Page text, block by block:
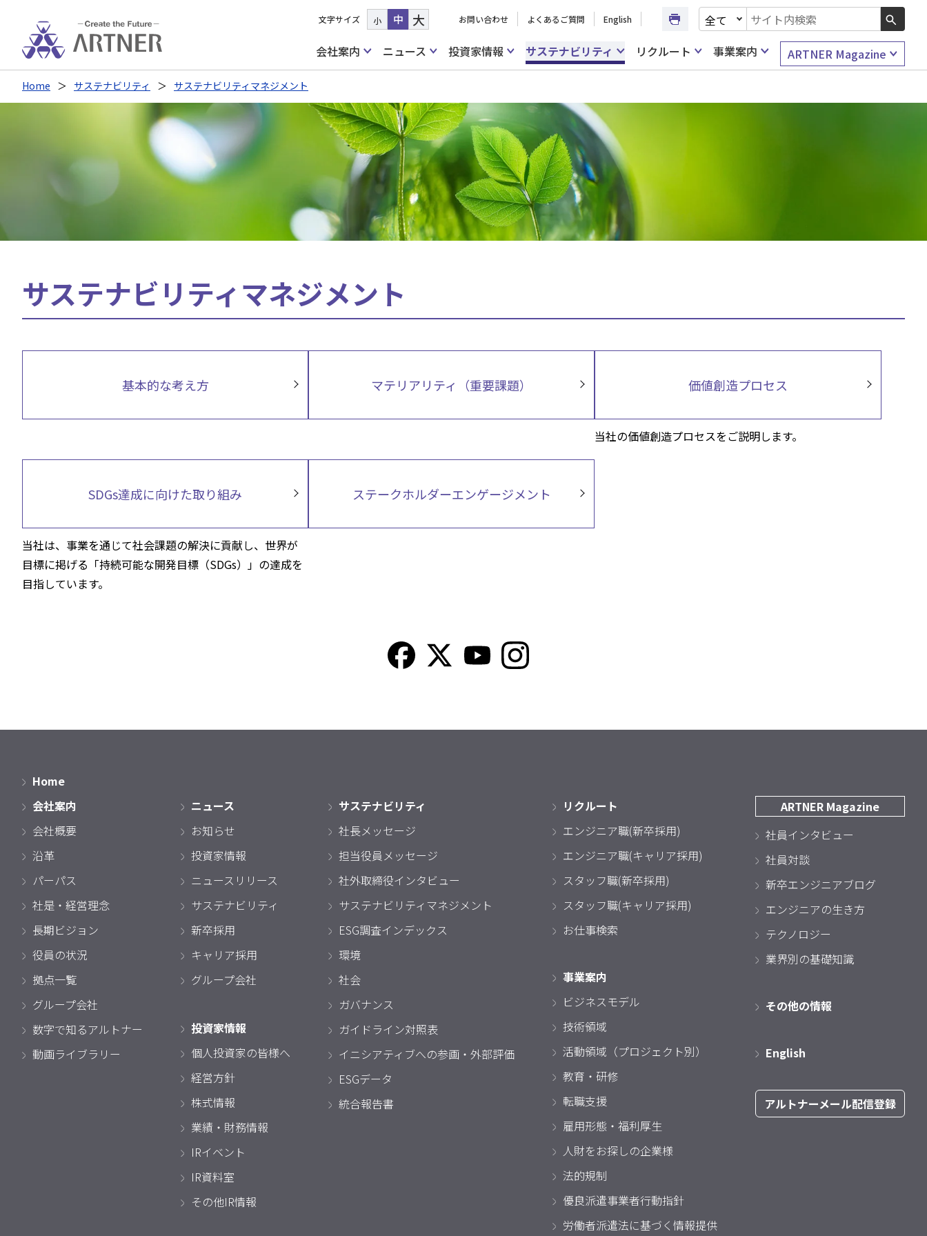
文字サイズ 小 中 大 お問い合わせ よくあるご質問 English
文書種別を選択
検索キーワード入力
会社案内
ニュース 投資家情報 サステナビリティ リクルート 事業案内 ARTNER Magazine
Home サステナビリティ サステナビリティマネジメント
サステナビリティマネジメント
基本的な考え方 マテリアリティ（重要課題） 価値創造プロセス
当社の価値創造プロセスをご説明します。
SDGs達成に向けた取り組み
当社は、事業を通じて社会課題の解決に貢献し、世界が
目標に掲げる「持続可能な開発目標（SDGs）」の達成を
目指しています。
ステークホルダーエンゲージメント
Home
会社案内
会社概要
沿革
パーパス
社是・経営理念
長期ビジョン
役員の状況
拠点一覧
グループ会社
数字で知るアルトナー
動画ライブラリー
ニュース
お知らせ
投資家情報
ニュースリリース
サステナビリティ
新卒採用
キャリア採用
グループ会社
投資家情報
個人投資家の皆様へ
経営方針
株式情報
業績・財務情報
IRイベント
IR資料室
その他IR情報
サステナビリティ
社長メッセージ
担当役員メッセージ
社外取締役インタビュー
サステナビリティマネジメント
ESG調査インデックス
環境
社会
ガバナンス
ガイドライン対照表
イニシアティブへの参画・外部評価
ESGデータ
統合報告書
リクルート
エンジニア職(新卒採用)
エンジニア職(キャリア採用)
スタッフ職(新卒採用)
スタッフ職(キャリア採用)
お仕事検索
事業案内
ビジネスモデル
技術領域
活動領域（プロジェクト別）
教育・研修
転職支援
雇用形態・福利厚生
人財をお探しの企業様
法的規制
優良派遣事業者行動指針
労働者派遣法に基づく情報提供
ARTNER Magazine
社員インタビュー
社員対談
新卒エンジニアブログ
エンジニアの生き方
テクノロジー
業界別の基礎知識
その他の情報
English
アルトナーメール配信登録